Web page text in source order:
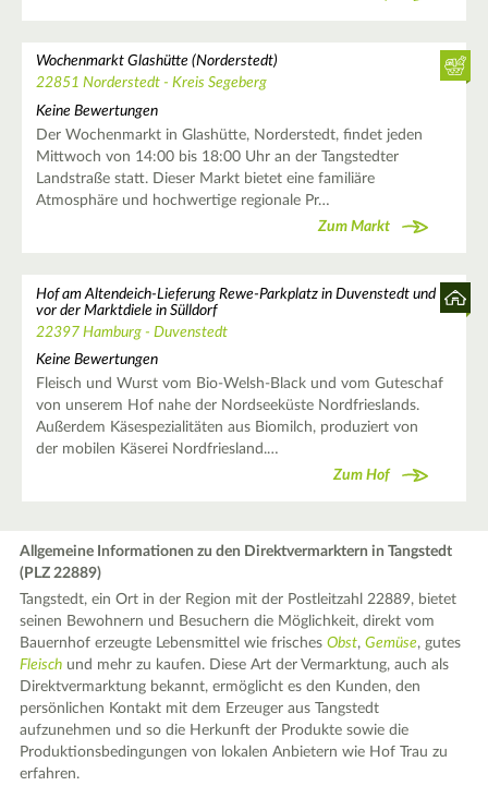
Wochenmarkt Glashütte (Norderstedt)
22851 Norderstedt - Kreis Segeberg
Keine Bewertungen
Der Wochenmarkt in Glashütte, Norderstedt, findet jeden
Mittwoch von 14:00 bis 18:00 Uhr an der Tangstedter
Landstraße statt. Dieser Markt bietet eine familiäre
Atmosphäre und hochwertige regionale Pr…
Zum Markt
Hof am Altendeich-Lieferung Rewe-Parkplatz in Duvenstedt und
vor der Marktdiele in Sülldorf
22397 Hamburg - Duvenstedt
Keine Bewertungen
Fleisch und Wurst vom Bio-Welsh-Black und vom Guteschaf
von unserem Hof nahe der Nordseeküste Nordfrieslands.
Außerdem Käsespezialitäten aus Biomilch, produziert von
der mobilen Käserei Nordfriesland.…
Zum Hof
Allgemeine Informationen zu den Direktvermarktern in Tangstedt
(PLZ 22889)
Tangstedt, ein Ort in der Region mit der Postleitzahl 22889, bietet
seinen Bewohnern und Besuchern die Möglichkeit, direkt vom
Bauernhof erzeugte Lebensmittel wie frischesObst,Gemüse, gutes
Fleisch und mehr zu kaufen. Diese Art der Vermarktung, auch als
Direktvermarktung bekannt, ermöglicht es den Kunden, den
persönlichen Kontakt mit dem Erzeuger aus Tangstedt
aufzunehmen und so die Herkunft der Produkte sowie die
Produktionsbedingungen von lokalen Anbietern wie Hof Trau zu
erfahren.